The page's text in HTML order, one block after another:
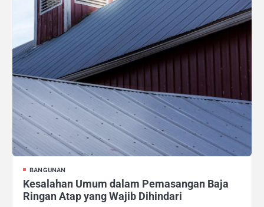
BANGUNAN
Kesalahan Umum dalam Pemasangan Baja
Ringan Atap yang Wajib Dihindari